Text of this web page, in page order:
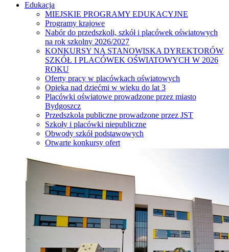
Edukacja
MIEJSKIE PROGRAMY EDUKACYJNE
Programy krajowe
Nabór do przedszkoli, szkół i placówek oświatowych
na rok szkolny 2026/2027
KONKURSY NA STANOWISKA DYREKTORÓW
SZKÓŁ I PLACÓWEK OŚWIATOWYCH W 2026
ROKU
Oferty pracy w placówkach oświatowych
Opieka nad dziećmi w wieku do lat 3
Placówki oświatowe prowadzone przez miasto
Bydgoszcz
Przedszkola publiczne prowadzone przez JST
Szkoły i placówki niepubliczne
Obwody szkół podstawowych
Otwarte konkursy ofert